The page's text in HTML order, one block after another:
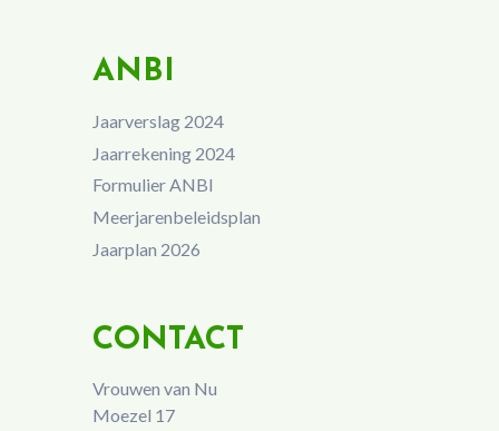
ANBI
Jaarverslag 2024
Jaarrekening 2024
Formulier ANBI
Meerjarenbeleidsplan
Jaarplan 2026
CONTACT
Vrouwen van Nu
Moezel 17